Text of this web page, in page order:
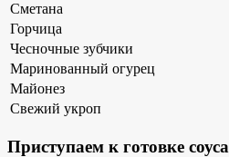
Сметана
Горчица
Чесночные зубчики
Маринованный огурец
Майонез
Свежий укроп
Приступаем к готовке соуса